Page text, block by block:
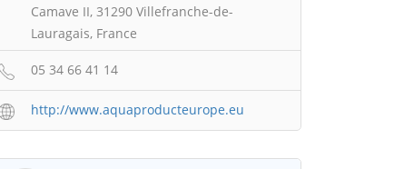
Camave II, 31290 Villefranche-de-
Lauragais, France
05 34 66 41 14
http://www.aquaproducteurope.eu